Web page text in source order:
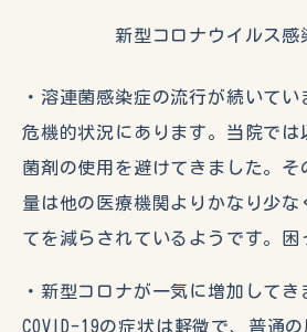
新型コロナウイルス感染
・溶連菌感染症の流行が続いて
危機的状況にあります。当院では
菌剤の使用を避けてきました。そ
量は他の医療機関よりかなり少な
てを減らされているようです。困
・新型コロナが一気に増加してき
COVID-19の症状は軽微で、普通